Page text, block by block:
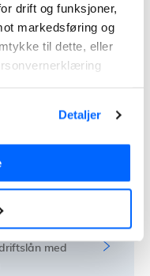
drift og funksjoner,
markedsføring og
til dette, eller
Detaljer
kredittkortgjeld i
kr o/5 år, kostnad:
med